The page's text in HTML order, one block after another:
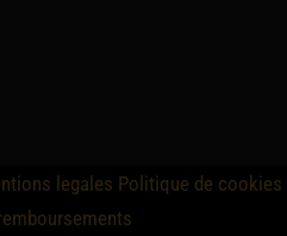
legales Politique de cookies